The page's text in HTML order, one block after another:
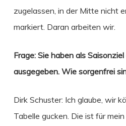
zugelassen, in der Mitte nicht
markiert. Daran arbeiten wir.
Frage: Sie haben als
ausgegeben. Wie sorgenfrei
Dirk Schuster: Ich glaube, wir
Tabelle gucken. Die ist für